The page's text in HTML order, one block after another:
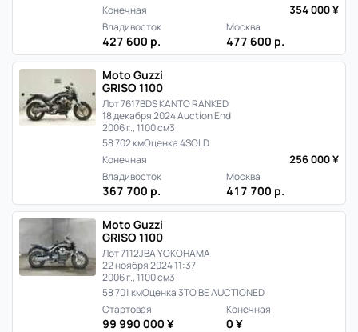
Конечная
354 000 ¥
Владивосток
427 600 р.
Москва
477 600 р.
Moto Guzzi
GRISO 1100
Лот 7617BDS KANTO RANKED
18 декабря 2024 Auction End
2006 г., 1100 см3
58 702 кмОценка 4SOLD
Конечная
256 000 ¥
Владивосток
367 700 р.
Москва
417 700 р.
Moto Guzzi
GRISO 1100
Лот 7112JBA YOKOHAMA
22 ноября 2024 11:37
2006 г., 1100 см3
58 701 кмОценка 3TO BE AUCTIONED
Стартовая
99 990 000 ¥
Конечная
0 ¥